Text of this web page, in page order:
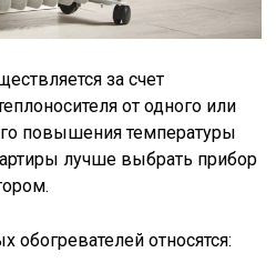
за счет
от одного или
повышения температуры
лучше выбрать прибор
обогревателей относятся: